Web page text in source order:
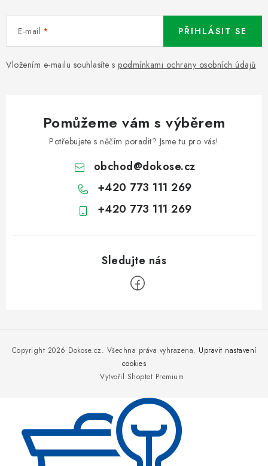
E-mail
Vložením e-mailu souhlasíte s podmínkami ochrany osobních údajů
PŘIHLÁSIT SE
Pomůžeme vám s výběrem
Potřebujete s něčím poradit? Jsme tu pro vás!
obchod@dokose.cz
+420 773 111 269
+420 773 111 269
Vytvořil Shoptet Premium
Copyright 2026 Dokose.cz. Všechna práva vyhrazena. Upravit nastavení
cookies